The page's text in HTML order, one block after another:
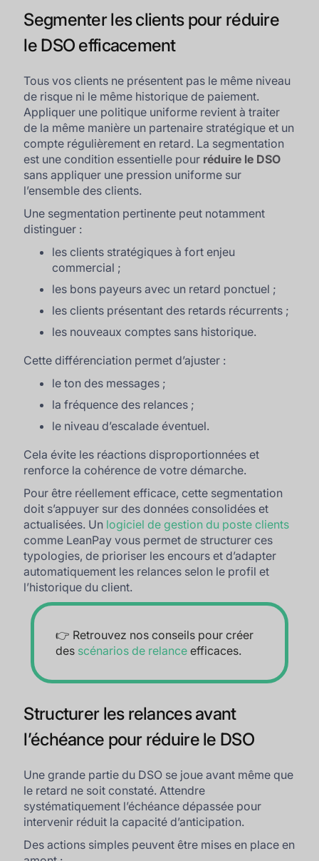
Segmenter les clients pour réduire
le DSO efficacement
Tous vos clients ne présentent pas le même niveau
de risque ni le même historique de paiement.
Appliquer une politique uniforme revient à traiter
de la même manière un partenaire stratégique et un
compte régulièrement en retard. La segmentation
est une condition essentielle pour réduire le DSO
sans appliquer une pression uniforme sur
l’ensemble des clients.
Une segmentation pertinente peut notamment
distinguer :
les clients stratégiques à fort enjeu
commercial ;
les bons payeurs avec un retard ponctuel ;
les clients présentant des retards récurrents ;
les nouveaux comptes sans historique.
Cette différenciation permet d’ajuster :
le ton des messages ;
la fréquence des relances ;
le niveau d’escalade éventuel.
Cela évite les réactions disproportionnées et
renforce la cohérence de votre démarche.
Pour être réellement efficace, cette segmentation
doit s’appuyer sur des données consolidées et
actualisées. Un logiciel de gestion du poste clients
comme LeanPay vous permet de structurer ces
typologies, de prioriser les encours et d’adapter
automatiquement les relances selon le profil et
l’historique du client.
👉 Retrouvez nos conseils pour créer
des scénarios de relance efficaces.
Structurer les relances avant
l’échéance pour réduire le DSO
Une grande partie du DSO se joue avant même que
le retard ne soit constaté. Attendre
systématiquement l’échéance dépassée pour
intervenir réduit la capacité d’anticipation.
Des actions simples peuvent être mises en place en